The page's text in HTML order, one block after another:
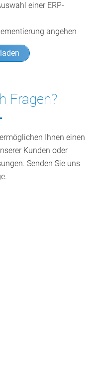
einer ERP-
angehen
Fragen?
Ihnen einen
Kunden oder
Senden Sie uns